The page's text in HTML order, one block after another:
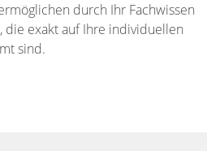
durch Ihr Fachwissen
die exakt auf Ihre individuellen
sind.